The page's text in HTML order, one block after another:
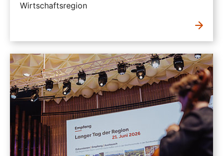
Wirtschaftsregion